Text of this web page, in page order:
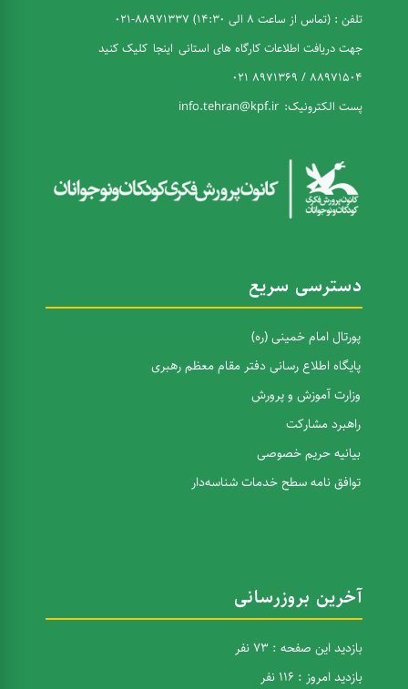
تلفن : (تماس از ساعت 8 الی 14:30) 88971337-021
جهت دریافت اطلاعات کارگاه های استانی اینجا کلیک کنید
88971504 / 8971369 021
پست الکترونیک: info.tehran@kpf.ir
دسترسی سریع
پورتال امام خمینی (ره)
پایگاه اطلاع رسانی دفتر مقام معظم رهبری
وزارت آموزش و پرورش
راهبرد مشارکت
بیانیه حریم خصوصی
توافق نامه سطح خدمات شناسه‌دار
آخرین بروزرسانی
بازدید این صفحه : 73 نفر
بازدید امروز : 116 نفر